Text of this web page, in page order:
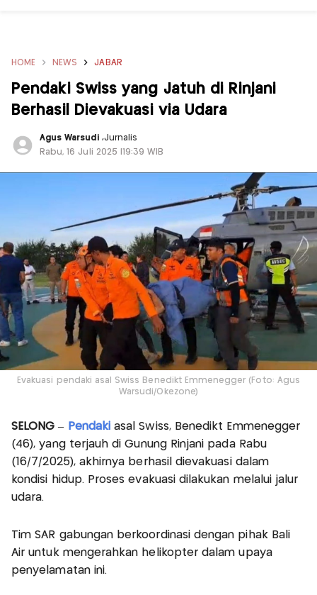
HOME NEWS JABAR
Pendaki Swiss yang Jatuh di Rinjani
Berhasil Dievakuasi via Udara
Agus Warsudi ,Jurnalis
Rabu, 16 Juli 2025 |19:39 WIB
Evakuasi pendaki asal Swiss Benedikt Emmenegger (Foto: Agus
Warsudi/Okezone)
SELONG– Pendakiasal Swiss, Benedikt Emmenegger
(46), yang terjauh di Gunung Rinjani pada Rabu
(16/7/2025), akhirnya berhasil dievakuasi dalam
kondisi hidup. Proses evakuasi dilakukan melalui jalur
udara.
Tim SAR gabungan berkoordinasi dengan pihak Bali
Air untuk mengerahkan helikopter dalam upaya
penyelamatan ini.